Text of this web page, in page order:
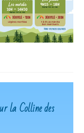
la Colline des